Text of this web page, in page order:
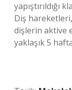
Diş
dişlerin aktive
yaklaşık 5